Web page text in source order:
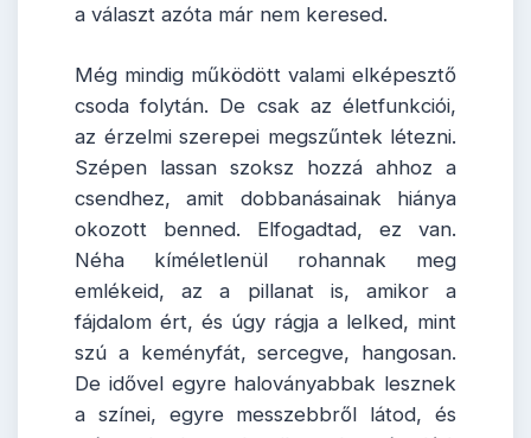
a választ azóta már nem keresed.
Még mindig működött valami elképesztő
csoda folytán. De csak az életfunkciói,
az érzelmi szerepei megszűntek létezni.
Szépen lassan szoksz hozzá ahhoz a
csendhez, amit dobbanásainak hiánya
okozott benned. Elfogadtad, ez van.
Néha kíméletlenül rohannak meg
emlékeid, az a pillanat is, amikor a
fájdalom ért, és úgy rágja a lelked, mint
szú a keményfát, sercegve, hangosan.
De idővel egyre haloványabbak lesznek
a színei, egyre messzebbről látod, és